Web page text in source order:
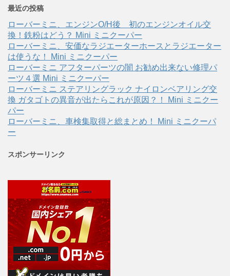
最近の投稿
ローバーミニ、エンジンO/H後 初のエンジンオイル交
換！鉄粉はどう？ Mini ミニクーパー
ローバーミニ、安価なラジエーターホースとラジエーター
は使うな！ Mini ミニクーパー
ローバーミニ アフターパーツの闇 お勧め出来ない修理パ
ーツ４選 Mini ミニクーパー
ローバーミニ ステアリングラック ナイロンベアリング交
換 ガタゴトの異音が出たらこれが原因？！ Mini ミニクー
パー
ローバーミニ、車検集取得と総まとめ！ Mini ミニクーパ
ー
スポンサーリンク